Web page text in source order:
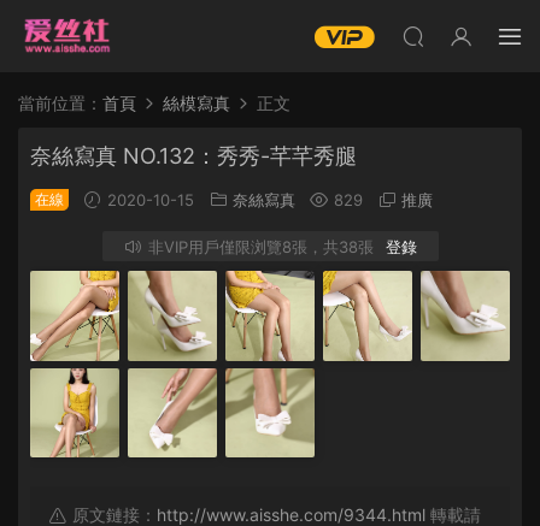
當前位置： 首頁 絲模寫真 正文
奈絲寫真 NO.132：秀秀-芊芊秀腿
在線 2020-10-15 奈絲寫真 829 推廣
非VIP用戶僅限浏覽8張，共38張 登錄
原文鏈接： http://www.aisshe.com/9344.html 轉載請